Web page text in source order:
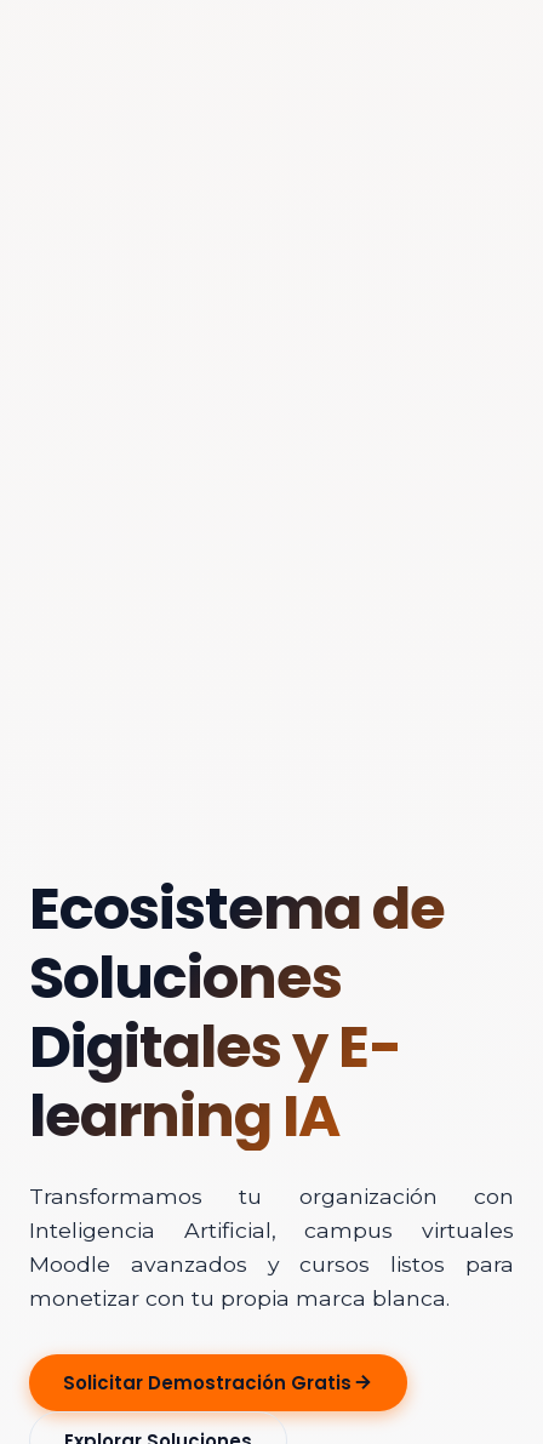
Ecosistema de
Soluciones
Digitales y E-
learning IA
Transformamos tu organización con
Inteligencia Artificial, campus virtuales
Moodle avanzados y cursos listos para
monetizar con tu propia marca blanca.
Solicitar Demostración Gratis